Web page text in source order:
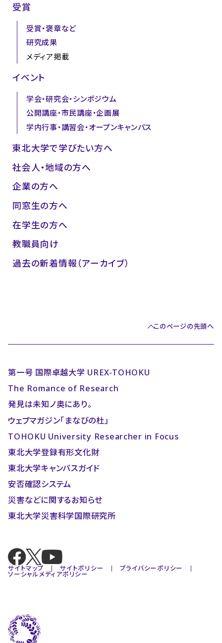
受賞
受賞・褒章など
研究成果
メディア掲載
イベント
学会・研究会・シンポジウム
公開講座・市民講座・企画展
学内行事・講習会・オープンキャンパス
東北大学で学びたい方へ
社会人・地域の方へ
企業の方へ
同窓生の方へ
在学生の方へ
教職員向け
過去の新着情報（アーカイブ）
このページの先頭へ
第一号 国際卓越大学 UREX-TOHOKU
The Romance of Research
発見は未知ノ奥にあり。
ウェブマガジン「まなびの杜」
TOHOKU University Researcher in Focus
東北大学登録有形文化財
東北大学キャンパスガイド
安否確認システム
災害などに関するお知らせ
東北大学災害科学国際研究所
サイトマップ サイトポリシー プライバシーポリシー
ソーシャルメディアポリシー